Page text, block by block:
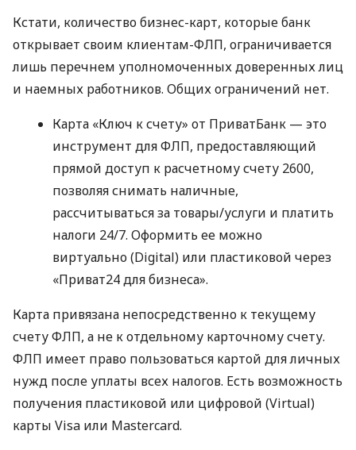
Кстати, количество бизнес-карт, которые банк
открывает своим клиентам-ФЛП, ограничивается
лишь перечнем уполномоченных доверенных лиц
и наемных работников. Общих ограничений нет.
Карта «Ключ к счету» от ПриватБанк — это
инструмент для ФЛП, предоставляющий
прямой доступ к расчетному счету 2600,
позволяя снимать наличные,
рассчитываться за товары/услуги и платить
налоги 24/7. Оформить ее можно
виртуально (Digital) или пластиковой через
«Приват24 для бизнеса».
Карта привязана непосредственно к текущему
счету ФЛП, а не к отдельному карточному счету.
ФЛП имеет право пользоваться картой для личных
нужд после уплаты всех налогов. Есть возможность
получения пластиковой или цифровой (Virtual)
карты Visa или Mastercard.